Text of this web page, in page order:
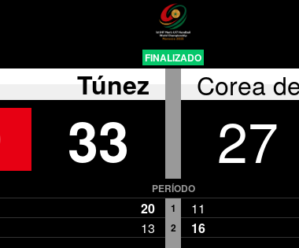
FINALIZADO
Túnez Corea
33 27
PERÍODO
20 1
11
13
2 16